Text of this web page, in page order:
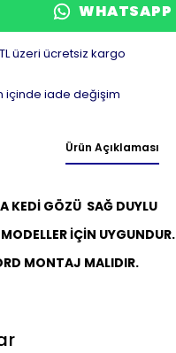
WHATSAPP
üzeri ücretsiz kargo
içinde iade değişim
Ürün Açıklaması
KEDİ GÖZÜ SAĞ DUYLU
İÇİN UYGUNDUR.
MONTAJ MALIDIR.